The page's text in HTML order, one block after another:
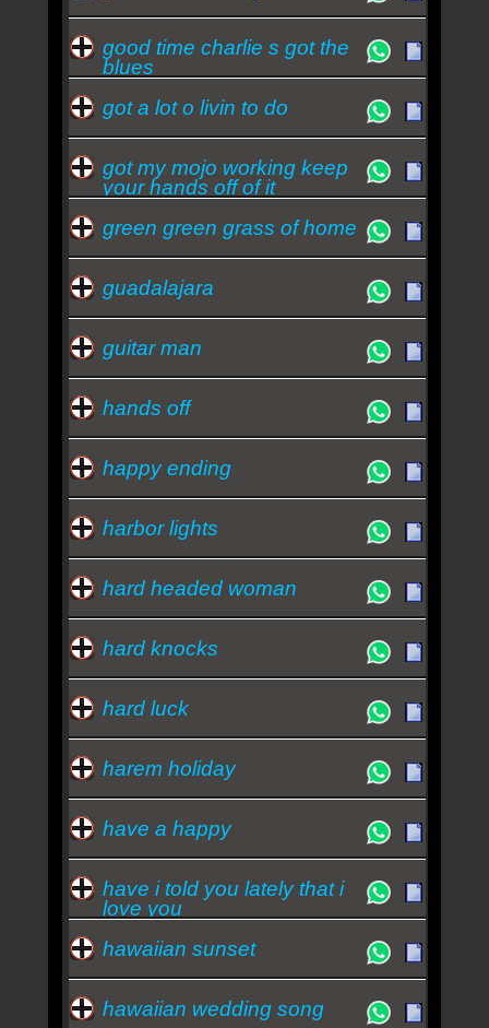
good time charlie s got the
blues
got a lot o livin to do
got my mojo working keep
your hands off of it
green green grass of home
guadalajara
guitar man
hands off
happy ending
harbor lights
hard headed woman
hard knocks
hard luck
harem holiday
have a happy
have i told you lately that i
love you
hawaiian sunset
hawaiian wedding song